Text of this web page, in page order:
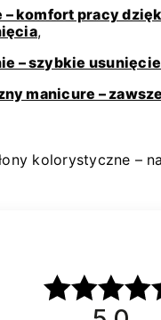
– komfort pracy
,
– szybkie
manicure –
kolorystyczne –